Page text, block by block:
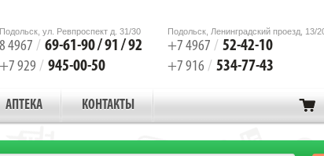
Подольск, ул. Ревпроспект д. 31/30
8 4967 / 69-61-90 / 91 / 92
+7 929 / 945-00-50
Подольск, Ленинградский проезд, 13/
+7 4967 / 52-42-10
+7 916 / 534-77-43
АПТЕКА КОНТАКТЫ